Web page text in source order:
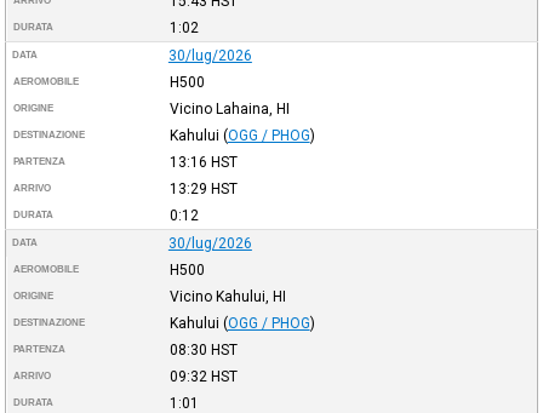
DURATA 1:02
DATA 30/lug/2026
AEROMOBILE H500
ORIGINE Vicino Lahaina, HI
DESTINAZIONE Kahului (OGG / PHOG)
PARTENZA 13:16 HST
ARRIVO 13:29 HST
DURATA 0:12
DATA 30/lug/2026
AEROMOBILE H500
ORIGINE Vicino Kahului, HI
DESTINAZIONE Kahului (OGG / PHOG)
PARTENZA 08:30 HST
ARRIVO 09:32 HST
DURATA 1:01